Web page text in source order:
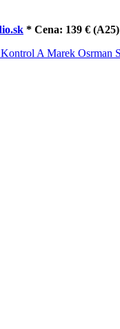
* Cena: 139 €
A Marek Osrman